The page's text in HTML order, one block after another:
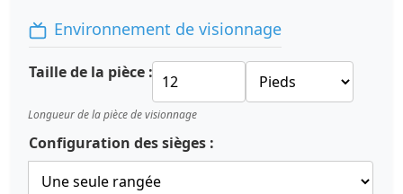
Environnement de visionnage
Taille de la pièce :
Longueur de la pièce de visionnage
Configuration des sièges :